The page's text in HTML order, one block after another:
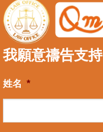
我願意禱告支持
姓名 *